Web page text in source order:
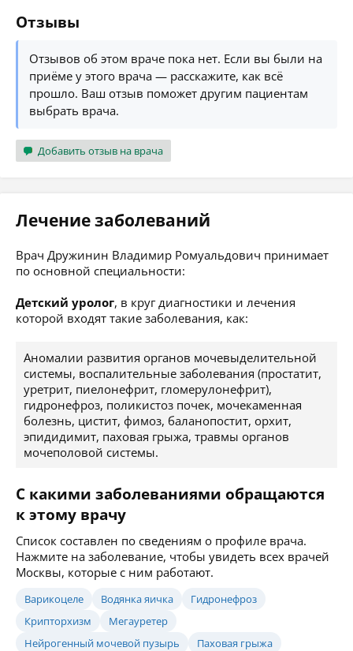
Отзывы
Отзывов об этом враче пока нет. Если вы были на
приёме у этого врача — расскажите, как всё
прошло. Ваш отзыв поможет другим пациентам
выбрать врача.
Добавить отзыв на врача
Лечение заболеваний
Врач Дружинин Владимир Ромуальдович принимает
по основной специальности:
Детский уролог, в круг диагностики и лечения
которой входят такие заболевания, как:
Аномалии развития органов мочевыделительной
системы, воспалительные заболевания (простатит,
уретрит, пиелонефрит, гломерулонефрит),
гидронефроз, поликистоз почек, мочекаменная
болезнь, цистит, фимоз, баланопостит, орхит,
эпидидимит, паховая грыжа, травмы органов
мочеполовой системы.
С какими заболеваниями обращаются
к этому врачу
Список составлен по сведениям о профиле врача.
Нажмите на заболевание, чтобы увидеть всех врачей
Москвы, которые с ним работают.
Варикоцеле Водянка яичка
Гидронефроз
Крипторхизм
Мегауретер
Нейрогенный мочевой пузырь
Паховая грыжа